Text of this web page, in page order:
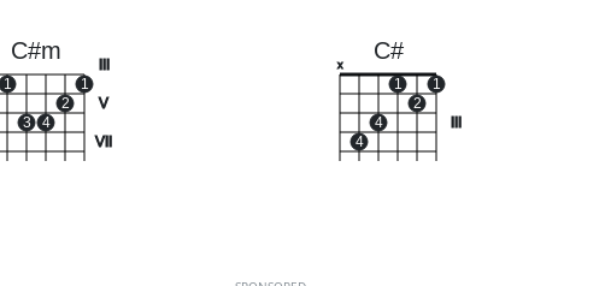
C#m
V
VII
1
3 4
2
1
C#
x
4
4
1
2
1